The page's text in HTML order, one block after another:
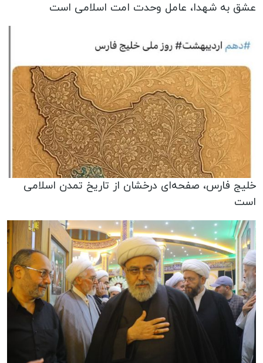
عشق به شهدا، عامل وحدت امت اسلامی است
خلیج فارس، صفحه‌ای درخشان از تاریخ تمدن اسلامی
است